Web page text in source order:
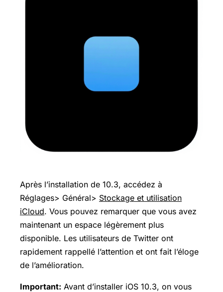
Après l’installation de 10.3, accédez à
Réglages> Général> Stockage et utilisation
iCloud. Vous pouvez remarquer que vous avez
maintenant un espace légèrement plus
disponible. Les utilisateurs de Twitter ont
rapidement rappellé l’attention et ont fait l’éloge
de l’amélioration.
Important: Avant d’installer iOS 10.3, on vous